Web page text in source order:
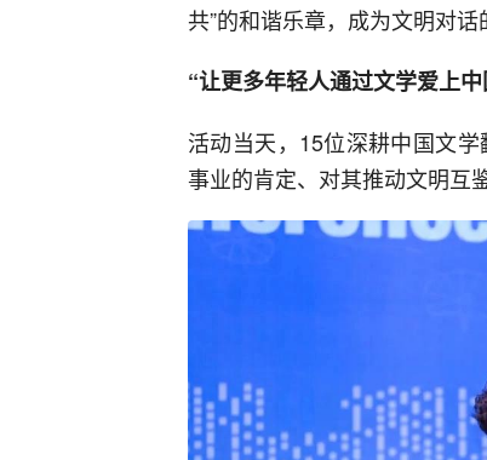
共”的和谐乐章，成为文明对话
“让更多年轻人通过文学爱上中
活动当天，15位深耕中国文
事业的肯定、对其推动文明互